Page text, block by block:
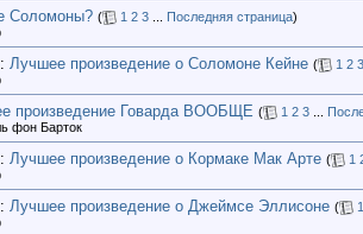
Соломоны? ( 1 2 3 Последняя страница)
Лучшее произведение о Соломоне Кейне ( 1 2 3
произведение Говарда ВООБЩЕ ( 1 2 3
фон Барток
Лучшее произведение о Кормаке Мак Арте ( 1
Лучшее произведение о Джеймсе Эллисоне (
1